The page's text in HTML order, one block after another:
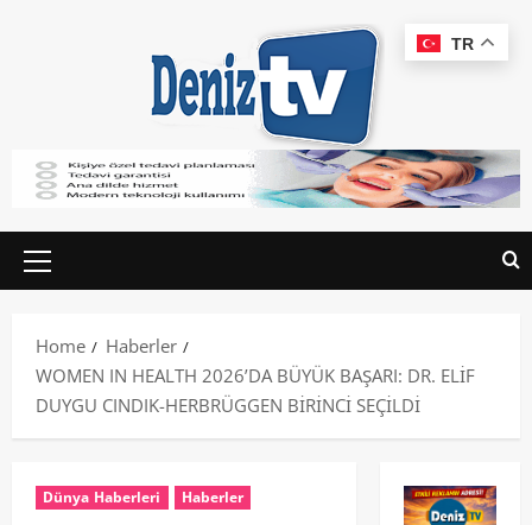
Home
Haberler
WOMEN IN HEALTH 2026’DA BÜYÜK BAŞARI: DR. ELİF
DUYGU CINDIK-HERBRÜGGEN BİRİNCİ SEÇİLDİ
Dünya Haberleri Haberler
TR